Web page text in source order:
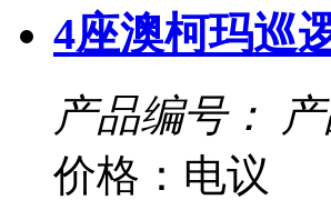
4座澳柯玛巡
产品编号：
价格：电议